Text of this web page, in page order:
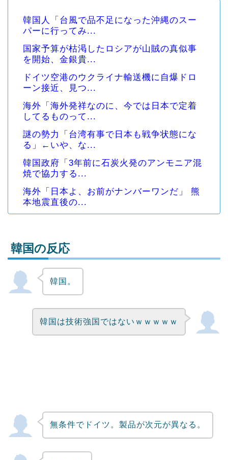
韓国人「台風で品不足になった沖縄のスー
パーに行ってみ...
国家予算が枯渇したロシアが山賊の真似事
を開始、金銀貴...
ドイツ空港のウクライナ輸送機に自爆ドロ
ーン接近、見つ...
海外「海外発祥なのに、今では日本で定着
してるものって...
謎の勢力「台湾有事で日本も戦争状態にな
る」←いや、な...
韓国政府「3年前に石炭火発のアンモニア混
焼で協力する...
海外「日本よ、お前がナンバーワンだ」 熊
本地震直後の...
Powered by livedoor 相互RSS
韓国の反応
韓国。
韓国は技術強国ではないｗｗｗｗｗ
無条件でドイツ。製品が次元が異なる。